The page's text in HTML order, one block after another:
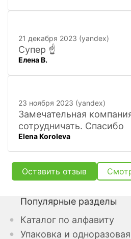
нужно, и по хорошим
искать
21 декабря 2023 (yandex)
Супер ☝️
Елена В.
23 ноября 2023 (yandex)
Замечательная
сотрудничать. Спасибо
Elena Koroleva
Оставить отзыв
Популярные разделы
Каталог по алфавиту
Упаковка и